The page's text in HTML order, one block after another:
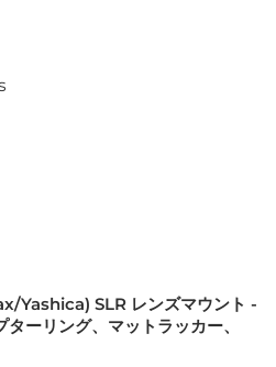
Yashica) SLR レンズマウント -
ーリング、マットラッカー、